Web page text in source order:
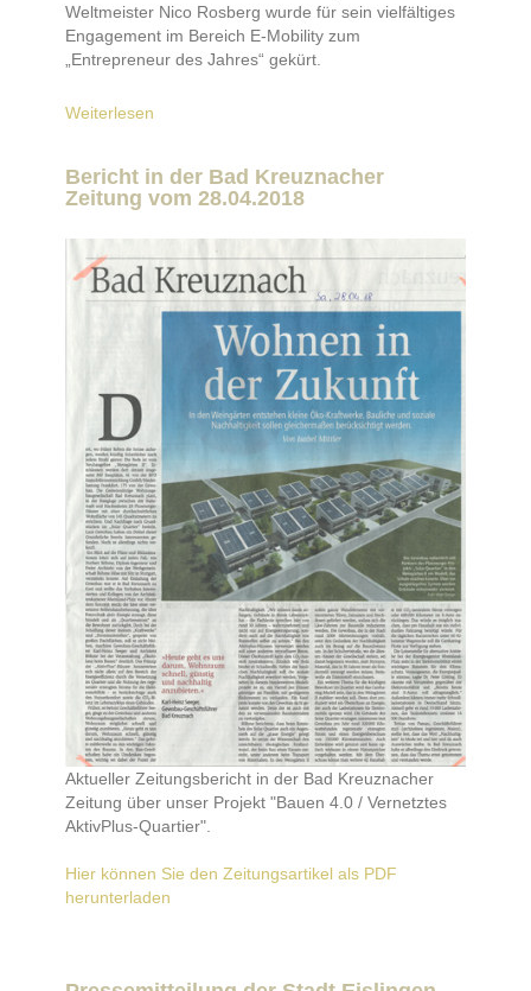
Weltmeister Nico Rosberg wurde für sein vielfältiges
Engagement im Bereich E-Mobility zum
„Entrepreneur des Jahres“ gekürt.
Weiterlesen
Bericht in der Bad Kreuznacher
Zeitung vom 28.04.2018
Aktueller Zeitungsbericht in der Bad Kreuznacher
Zeitung über unser Projekt "Bauen 4.0 / Vernetztes
AktivPlus-Quartier".
Hier können Sie den Zeitungsartikel als PDF
herunterladen